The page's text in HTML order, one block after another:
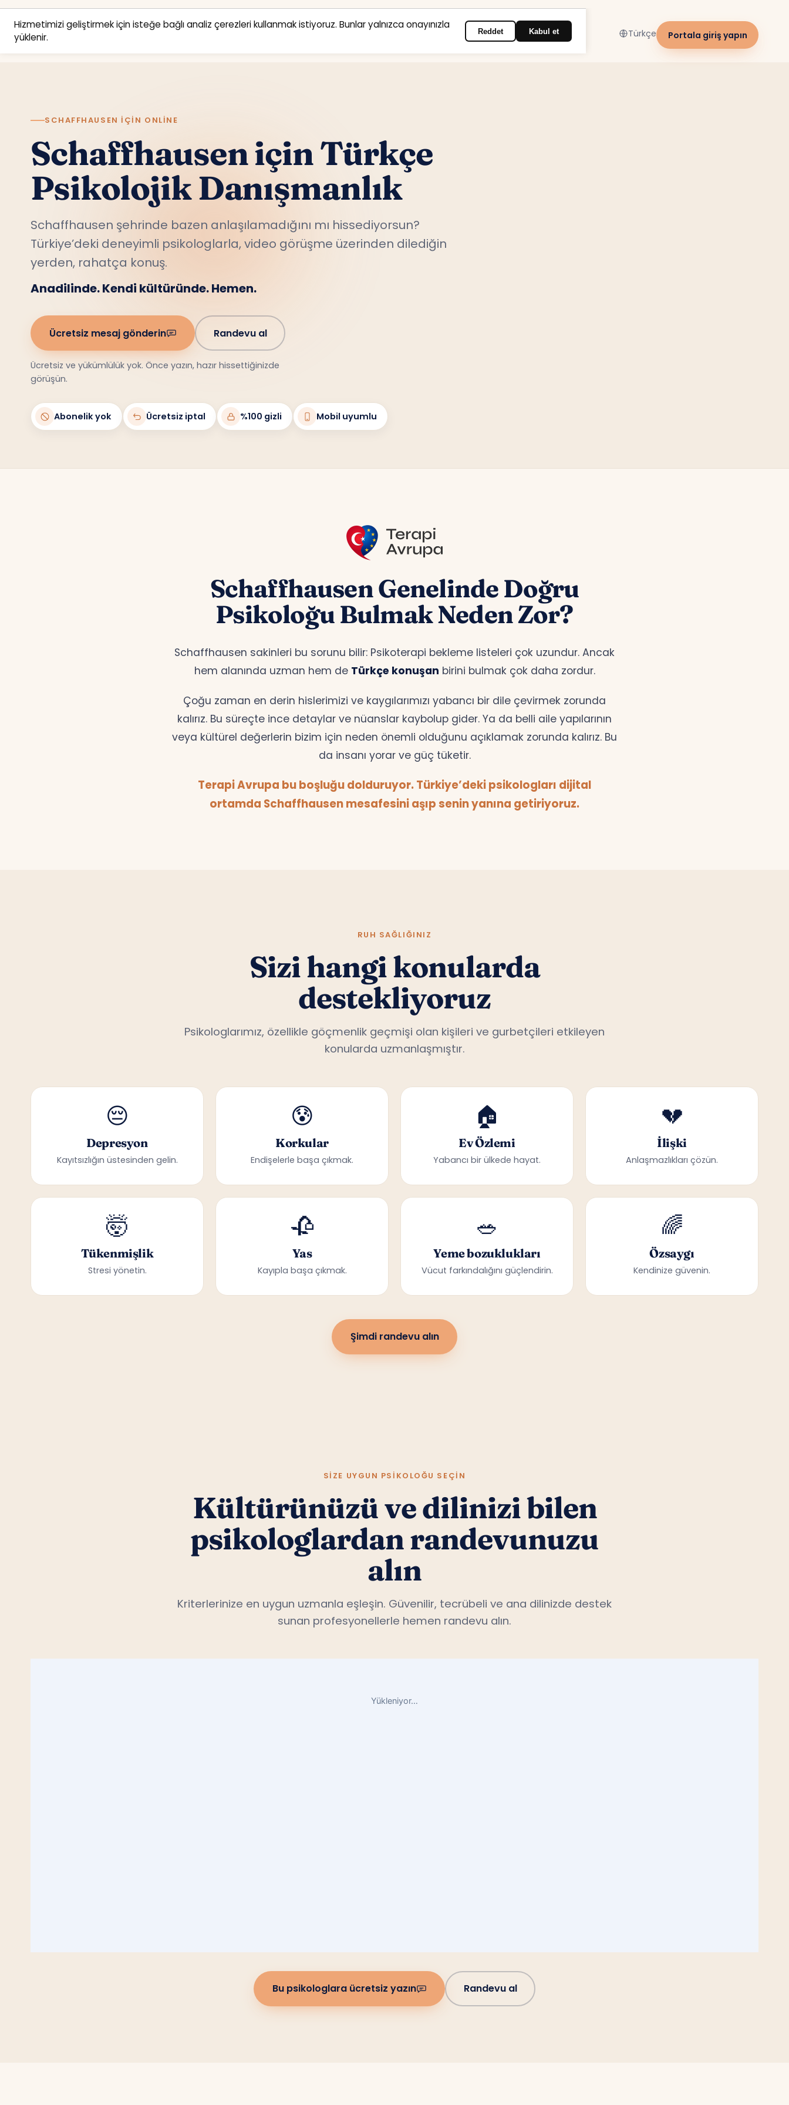
AnasayfaHizmet alanlarıPsikologlar İletişim Türkçe Portala giriş yapın
SCHAFFHAUSEN IÇIN ONLINE
Schaffhausen için Türkçe
Psikolojik Danışmanlık
Schaffhausen şehrinde bazen anlaşılamadığını mı hissediyorsun?
Türkiye’deki deneyimli psikologlarla, video görüşme üzerinden dilediğin
yerden, rahatça konuş.
Anadilinde. Kendi kültüründe. Hemen.
Ücretsiz mesaj gönderin Randevu al
Ücretsiz ve yükümlülük yok. Önce yazın, hazır hissettiğinizde
görüşün.
Abonelik yok Ücretsiz iptal %100 gizli Mobil uyumlu
Schaffhausen Genelinde Doğru
Psikoloğu Bulmak Neden Zor?
Schaffhausen sakinleri bu sorunu bilir: Psikoterapi bekleme listeleri çok uzundur. Ancak
hem alanında uzman hem de Türkçe konuşan birini bulmak çok daha zordur.
Çoğu zaman en derin hislerimizi ve kaygılarımızı yabancı bir dile çevirmek zorunda
kalırız. Bu süreçte ince detaylar ve nüanslar kaybolup gider. Ya da belli aile yapılarının
veya kültürel değerlerin bizim için neden önemli olduğunu açıklamak zorunda kalırız. Bu
da insanı yorar ve güç tüketir.
Terapi Avrupa bu boşluğu dolduruyor. Türkiye’deki psikologları dijital
ortamda Schaffhausen mesafesini aşıp senin yanına getiriyoruz.
RUH SAĞLIĞINIZ
Sizi hangi konularda
destekliyoruz
Psikologlarımız, özellikle göçmenlik geçmişi olan kişileri ve gurbetçileri etkileyen
konularda uzmanlaşmıştır.
😔
Depresyon
Kayıtsızlığın üstesinden gelin.
😰
Korkular
Endişelerle başa çıkmak.
🏠
Ev Özlemi
Yabancı bir ülkede hayat.
💔
İlişki
Anlaşmazlıkları çözün.
🤯
Tükenmişlik
Stresi yönetin.
🥀
Yas
Kayıpla başa çıkmak.
🥗
Yeme bozuklukları
Vücut farkındalığını güçlendirin.
🌈
Özsaygı
Kendinize güvenin.
Şimdi randevu alın
SIZE UYGUN PSIKOLOĞU SEÇIN
Kültürünüzü ve dilinizi bilen
psikologlardan randevunuzu
alın
Kriterlerinize en uygun uzmanla eşleşin. Güvenilir, tecrübeli ve ana dilinizde destek
sunan profesyonellerle hemen randevu alın.
Bu psikologlara ücretsiz yazın Randevu al
yüklenir.
Reddet Kabul et